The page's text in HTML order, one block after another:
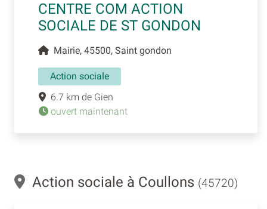
CENTRE COM ACTION
SOCIALE DE ST GONDON
Mairie, 45500, Saint gondon
Action sociale
6.7 km de Gien
ouvert maintenant
Action sociale à Coullons (45720)